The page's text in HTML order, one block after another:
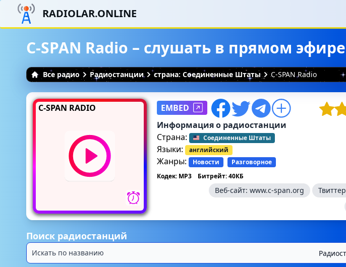
RADIOLAR.ONLINE
C-SPAN Radio – слушать в прямом эфире
Все радио Радиостанции страна: Соединенные Штаты C-SPAN Radio
C-SPAN RADIO
EMBED
Информация о радиостанции
Страна:
Соединенные Штаты
Языки: английский
Жанры: Новости
Разговорное
Кодек: MP3
Битрейт: 40КБ
Веб-сайт: www.c-span.org Твиттер
Поиск радиостанций